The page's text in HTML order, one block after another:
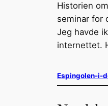
Historien
seminar for
Jeg havde
internettet.
Espingolen-i-